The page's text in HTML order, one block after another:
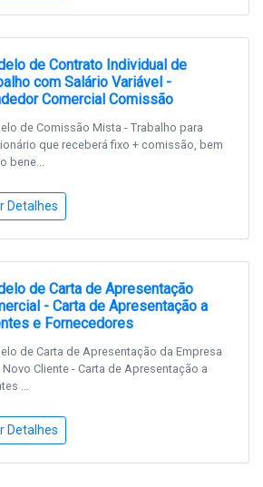
de Contrato Individual de
com Salário Variável -
Comercial Comissão
de Comissão Mista - Trabalho para
que receberá fixo + comissão, bem
bene...
Detalhes
de Carta de Apresentação
- Carta de Apresentação a
e Fornecedores
de Carta de Apresentação da Empresa
Novo Cliente - Carta de Apresentação a
...
Detalhes